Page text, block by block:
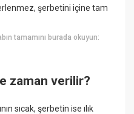
şerbetini içine tam
tamamını burada okuyun:
zaman verilir?
sıcak, şerbetin ise ılık